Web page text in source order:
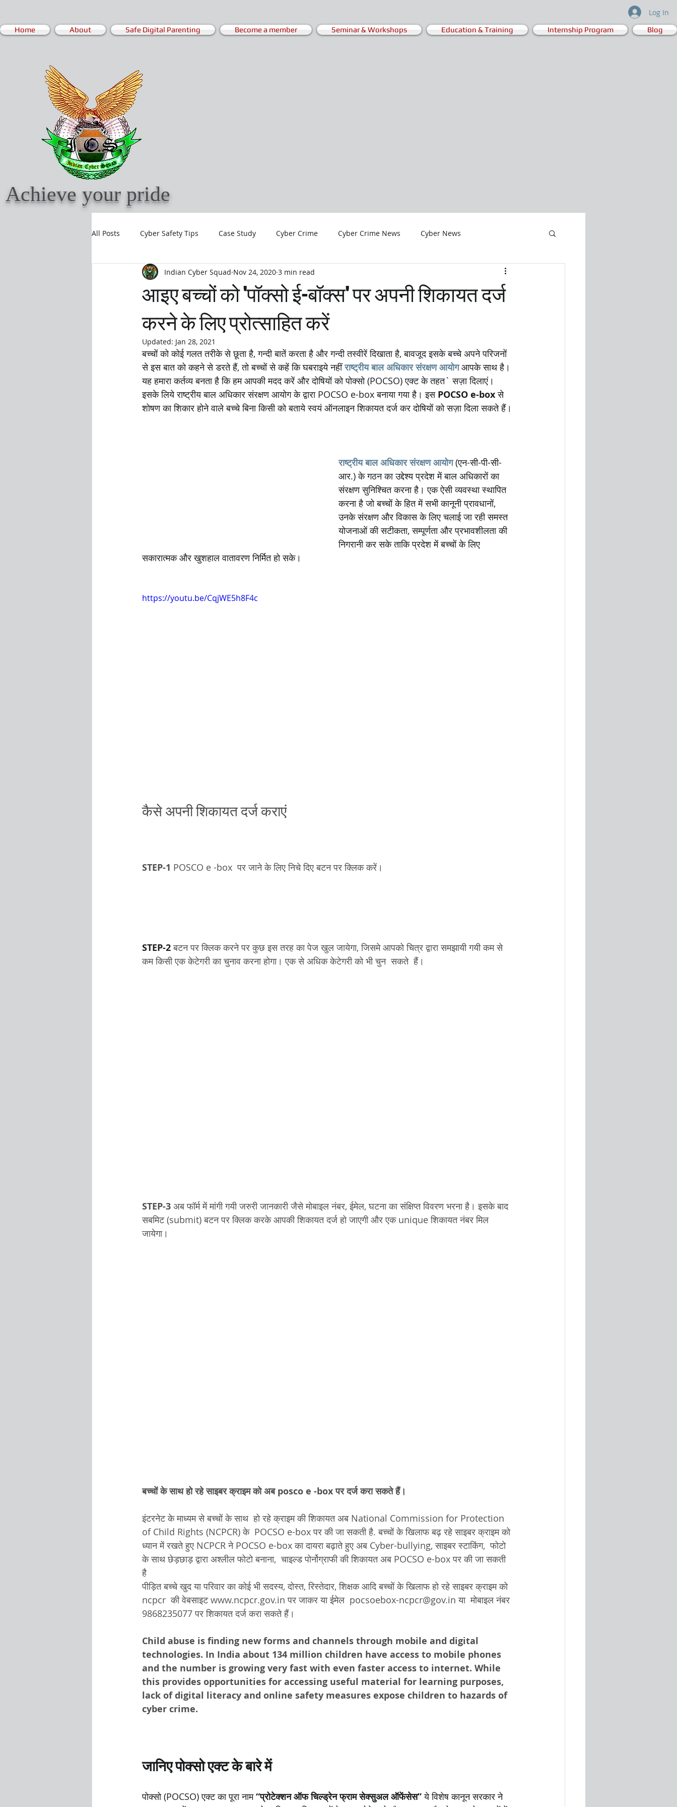
Log In
Home About Safe Digital Parenting Become a member Seminar & Workshops Education & Training Internship Program Blog
Achieve your pride
All Posts Cyber Safety Tips Case Study Cyber Crime Cyber Crime News Cyber News
Safe Digital Parenting
आइए बच्चों को 'पॉक्सो ई-बॉक्स' पर अपनी शिकायत दर्ज
करने के लिए प्रोत्साहित करें
Indian Cyber Squad Nov 24, 2020 3 min read
Updated: Jan 28, 2021
बच्चों को कोई गलत तरीके से छूता है, गन्दी बातें करता है और गन्दी तस्वीरें दिखाता है, बावजूद इसके बच्चे अपने परिजनों
से इस बात को कहने से डरते हैं, तो बच्चों से कहें कि घबराइये नहीं राष्ट्रीय बाल अधिकार संरक्षण आयोग आपके साथ है।
यह हमारा कर्तव्य बनता है कि हम आपकी मदद करें और दोषियों को पोक्सो (POCSO) एक्ट के तहत` सज़ा दिलाएं।
इसके लिये राष्ट्रीय बाल अधिकार संरक्षण आयोग के द्वारा POCSO e-box बनाया गया है। इस POCSO e-box से
शोषण का शिकार होने वाले बच्चे बिना किसी को बताये स्वयं ऑनलाइन शिकायत दर्ज कर दोषियों को सज़ा दिला सकते हैं।
राष्ट्रीय बाल अधिकार संरक्षण आयोग (एन-सी-पी-सी-
आर.) के गठन का उद्देश्य प्रदेश में बाल अधिकारों का
संरक्षण सुनिश्चित करना है। एक ऐसी व्यवस्था स्थापित
करना है जो बच्चों के हित में सभी कानूनी प्रावधानों,
उनके संरक्षण और विकास के लिए चलाई जा रही समस्त
योजनाओं की सटीकता, सम्पूर्णता और प्रभावशीलता की
निगरानी कर सके ताकि प्रदेश में बच्चों के लिए
सकारात्मक और खुशहाल वातावरण निर्मित हो सके।
https://youtu.be/CqjWE5h8F4c
कैसे अपनी शिकायत दर्ज कराएं
STEP-1 POSCO e -box  पर जाने के लिए निचे दिए बटन पर क्लिक करें।
STEP-2 बटन पर क्लिक करने पर कुछ इस तरह का पेज खुल जायेगा, जिसमे आपको चित्र द्वारा समझायी गयी कम से
कम किसी एक केटेगरी का चुनाव करना होगा। एक से अधिक केटेगरी को भी चुन  सकते  हैं।
STEP-3 अब फॉर्म में मांगी गयी जरुरी जानकारी जैसे मोबाइल नंबर, ईमेल, घटना का संक्षिप्त विवरण भरना है। इसके बाद
सबमिट (submit) बटन पर क्लिक करके आपकी शिकायत दर्ज हो जाएगी और एक unique शिकायत नंबर मिल
जायेगा।
बच्चों के साथ हो रहे साइबर क्राइम को अब posco e -box पर दर्ज करा सकते हैं।
इंटरनेट के माध्यम से बच्चों के साथ  हो रहे क्राइम की शिकायत अब National Commission for Protection
of Child Rights (NCPCR) के  POCSO e-box पर की जा सकती है. बच्चों के खिलाफ बढ़ रहे साइबर क्राइम को
ध्यान में रखते हुए NCPCR ने POCSO e-box का दायरा बढ़ाते हुए अब Cyber-bullying, साइबर स्टाकिंग,  फोटो
के साथ छेड़छाड़ द्वारा अश्लील फोटो बनाना,  चाइल्ड पोर्नोग्राफी की शिकायत अब POCSO e-box पर की जा सकती
है
पीड़ित बच्चे खुद या परिवार का कोई भी सदस्य, दोस्त, रिस्तेदार, शिक्षक आदि बच्चों के खिलाफ हो रहे साइबर क्राइम को
ncpcr  की वेबसाइट www.ncpcr.gov.in पर जाकर या ईमेल  pocsoebox-ncpcr@gov.in या  मोबाइल नंबर
9868235077 पर शिकायत दर्ज करा सकते हैं।
Child abuse is finding new forms and channels through mobile and digital
technologies. In India about 134 million children have access to mobile phones
and the number is growing very fast with even faster access to internet. While
this provides opportunities for accessing useful material for learning purposes,
lack of digital literacy and online safety measures expose children to hazards of
cyber crime.
जानिए पोक्सो एक्ट के बारे में
पोक्सो (POCSO) एक्ट का पूरा नाम “प्रोटेक्शन ऑफ चिल्ड्रेन फ्राम सेक्सुअल ऑफेंसेस” ये विशेष कानून सरकार ने